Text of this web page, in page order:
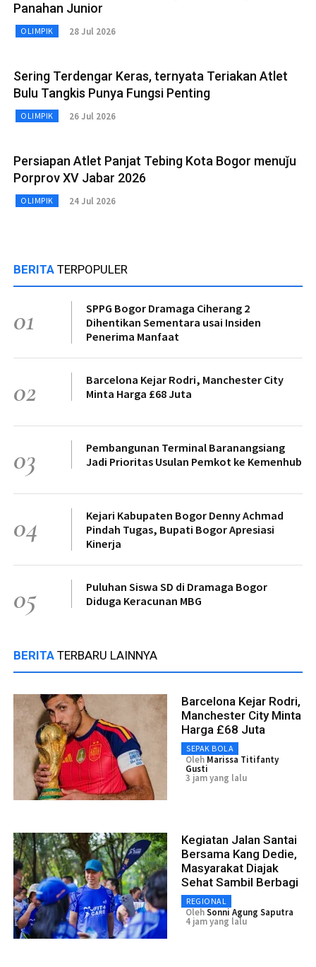
Panahan Junior
OLIMPIK 28 Jul 2026
Sering Terdengar Keras, ternyata Teriakan Atlet
Bulu Tangkis Punya Fungsi Penting
OLIMPIK 26 Jul 2026
Persiapan Atlet Panjat Tebing Kota Bogor menuǰu
Porprov XV Jabar 2026
OLIMPIK 24 Jul 2026
BERITA TERPOPULER
01
SPPG Bogor Dramaga Ciherang 2
Dihentikan Sementara usai Insiden
Penerima Manfaat
02
Barcelona Kejar Rodri, Manchester City
Minta Harga £68 Juta
03
Pembangunan Terminal Baranangsiang
Jadi Prioritas Usulan Pemkot ke Kemenhub
04
Kejari Kabupaten Bogor Denny Achmad
Pindah Tugas, Bupati Bogor Apresiasi
Kinerja
05
Puluhan Siswa SD di Dramaga Bogor
Diduga Keracunan MBG
BERITA TERBARU LAINNYA
Barcelona Kejar Rodri,
Manchester City Minta
Harga £68 Juta
SEPAK BOLA
Oleh Marissa Titifanty
Gusti
3 jam yang lalu
Kegiatan Jalan Santai
Bersama Kang Dedie,
Masyarakat Diajak
Sehat Sambil Berbagi
REGIONAL
OlehSonni Agung Saputra
4 jam yang lalu